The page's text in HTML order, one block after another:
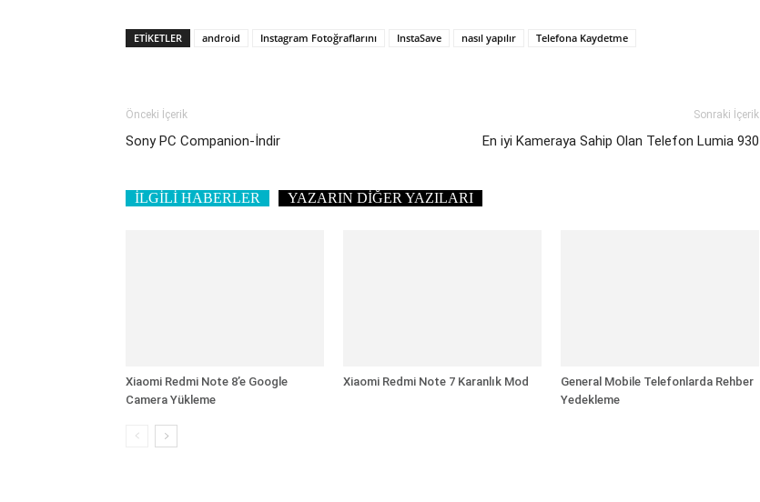
ETIKETLER android Instagram Fotoğraflarını InstaSave nasıl yapılır Telefona Kaydetme
Önceki İçerik
Sony PC Companion-İndir
Sonraki İçerik
En iyi Kameraya Sahip Olan Telefon Lumia 930
İLGİLİ HABERLER YAZARIN DİĞER YAZILARI
Xiaomi Redmi Note 8’e Google
Camera Yükleme
Xiaomi Redmi Note 7 Karanlık Mod
General Mobile Telefonlarda Rehber
Yedekleme